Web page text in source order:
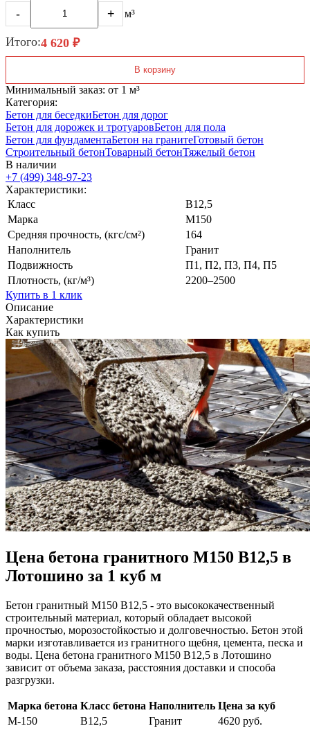
- + м³
Итого:4 620 ₽
В корзину
Минимальный заказ: от 1 м³
Категория:
Бетон для беседкиБетон для дорог
Бетон для дорожек и тротуаровБетон для пола
Бетон для фундаментаБетон на гранитеГотовый бетон
Строительный бетонТоварный бетонТяжелый бетон
В наличии
+7 (499) 348-97-23
Характеристики:
Класс
В12,5
Марка
М150
Средняя прочность, (кгс/см²)
164
Наполнитель
Гранит
Подвижность
П1, П2, П3, П4, П5
Плотность, (кг/м³)
2200–2500
Купить в 1 клик
Описание
Характеристики
Как купить
Цена бетона гранитного М150 В12,5 в
Лотошино за 1 куб м
Бетон гранитный М150 В12,5 - это высококачественный
строительный материал, который обладает высокой
прочностью, морозостойкостью и долговечностью. Бетон этой
марки изготавливается из гранитного щебня, цемента, песка и
воды. Цена бетона гранитного М150 В12,5 в Лотошино
зависит от объема заказа, расстояния доставки и способа
разгрузки.
Марка бетона Класс бетона Наполнитель Цена за куб
М-150
В12,5 Гранит 4620 руб.